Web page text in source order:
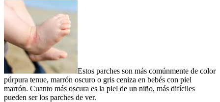
Estos parches son más comúnmente de color
púrpura tenue, marrón oscuro o gris ceniza en bebés con piel
marrón. Cuanto más oscura es la piel de un niño, más difíciles
pueden ser los parches de ver.